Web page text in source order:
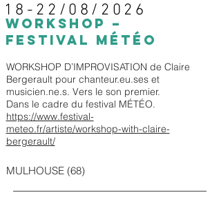
18-22/08/2026
WORKSHOP –
FESTIVAL MÉTÉO
WORKSHOP D’IMPROVISATION de Claire
Bergerault pour chanteur.eu.ses et
musicien.ne.s. Vers le son premier.
Dans le cadre du festival MÉTÉO.
https://www.festival-
meteo.fr/artiste/workshop-with-claire-
bergerault/
MULHOUSE (68)